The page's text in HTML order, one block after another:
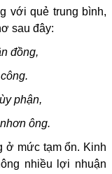
với quẻ trung bình,
sau đây:
đồng,
phận,
ông.
ở mức tạm ổn. Kinh
nhiều lợi nhuận